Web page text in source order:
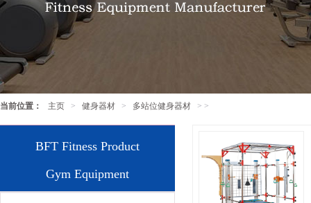
当前位置： 主页 > 健身器材 > 多站位健身器材 > >
BFT Fitness Product
Gym Equipment